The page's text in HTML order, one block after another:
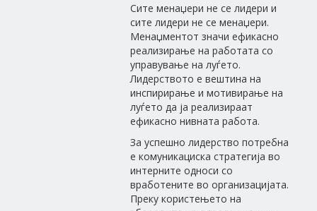
Сите менаџери не се лидери и
сите лидери не се менаџери.
Менаџментот значи ефикасно
реализирање на работата со
управување на луѓето.
Лидерството е вештина на
инспирирање и мотивирање на
луѓето да ја реализираат
ефикасно нивната работа.
За успешно лидерство потребна
е комуникациска стратегија во
интерните односи со
вработените во организацијата.
Преку користењето на